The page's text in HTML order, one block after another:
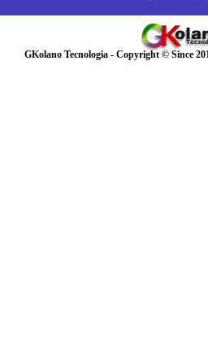
GKolano Tecnologia - Copyright © Since